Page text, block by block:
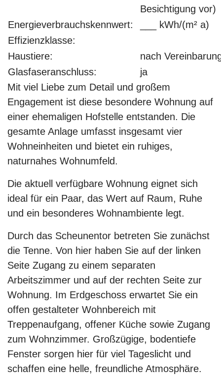
Besichtigung vor)
Energieverbrauchskennwert:
___ kWh/(m² a)
Effizienzklasse:
Haustiere:
nach
Glasfaseranschluss:
ja
Mit viel Liebe zum Detail und großem
Engagement ist diese besondere Wohnung auf
einer ehemaligen Hofstelle entstanden. Die
gesamte Anlage umfasst insgesamt vier
Wohneinheiten und bietet ein ruhiges,
naturnahes Wohnumfeld.
Die aktuell verfügbare Wohnung eignet sich
ideal für ein Paar, das Wert auf Raum, Ruhe
und ein besonderes Wohnambiente legt.
Durch das Scheunentor betreten Sie zunächst
die Tenne. Von hier haben Sie auf der linken
Seite Zugang zu einem separaten
Arbeitszimmer und auf der rechten Seite zur
Wohnung. Im Erdgeschoss erwartet Sie ein
offen gestalteter Wohnbereich mit
Treppenaufgang, offener Küche sowie Zugang
zum Wohnzimmer. Großzügige, bodentiefe
Fenster sorgen hier für viel Tageslicht und
schaffen eine helle, freundliche Atmosphäre.